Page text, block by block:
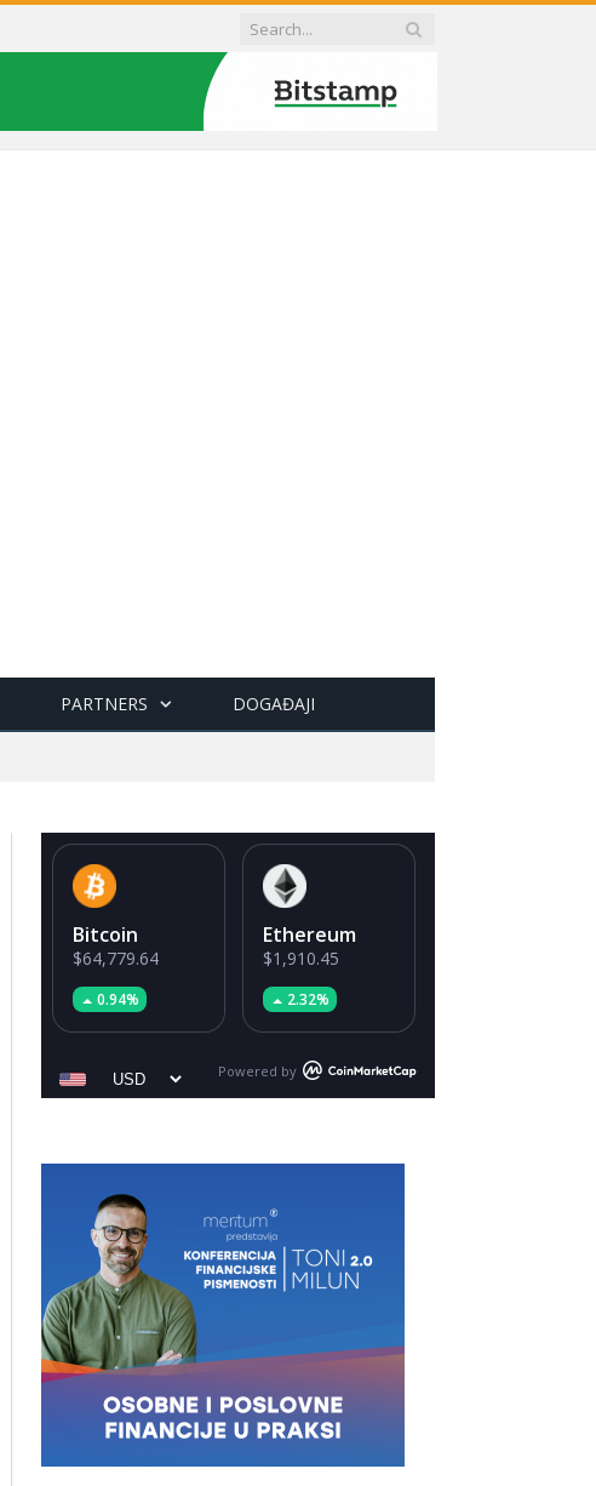
PARTNERS DOGAĐAJI
Bitcoin
$64,779.64
0.94%
Ethereum
$1,910.45
2.32%
Powered by